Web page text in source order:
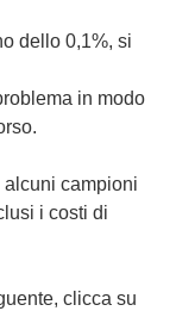
dello 0,1%, si
in modo
alcuni campioni
i costi di
clicca su